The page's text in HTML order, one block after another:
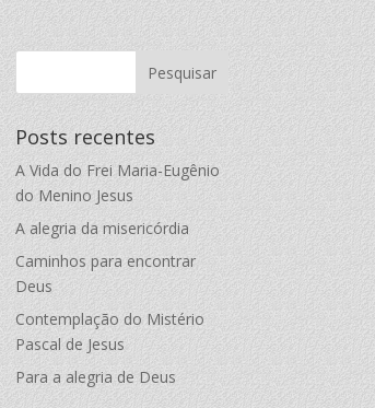
Posts recentes
A Vida do Frei Maria-Eugênio
do Menino Jesus
A alegria da misericórdia
Caminhos para encontrar
Deus
Contemplação do Mistério
Pascal de Jesus
Para a alegria de Deus